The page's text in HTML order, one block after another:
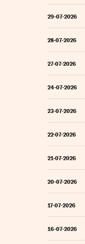
29-07-2026
28-07-2026
27-07-2026
24-07-2026
23-07-2026
22-07-2026
21-07-2026
20-07-2026
17-07-2026
16-07-2026